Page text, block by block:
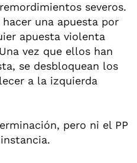
severos.
una apuesta por
apuesta violenta
vez que ellos han
se desbloquean los
a la izquierda
pero ni el PP